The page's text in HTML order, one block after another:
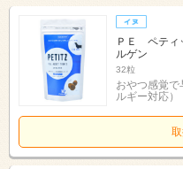
ＰＥ ペティ
ルゲン
32粒
おやつ感覚で
ルギー対応）